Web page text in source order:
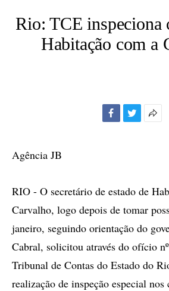
Rio: TCE inspeciona
Habitação com a
Agência JB
RIO - O secretário de estado de
Carvalho, logo depois de tomar
janeiro, seguindo orientação do
Cabral, solicitou através do ofício
Tribunal de Contas do Estado do
realização de inspeção especial